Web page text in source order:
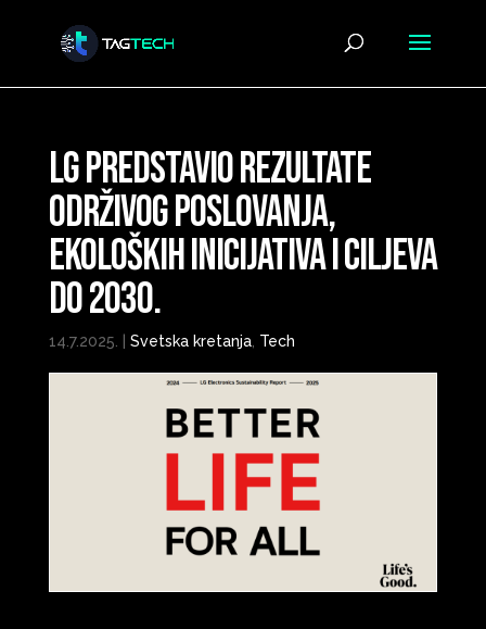
LG predstavio rezultate
održivog poslovanja,
ekoloških inicijativa i ciljeva
do 2030.
14.7.2025. Svetska kretanja, Tech